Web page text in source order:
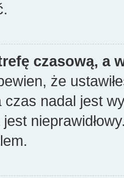
czasową, a
że
czas nadal jest